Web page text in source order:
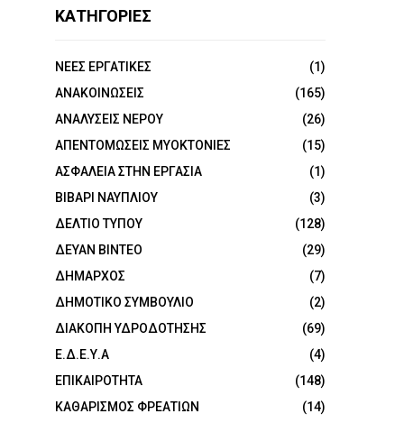
ΚΑΤΗΓΟΡΙΕΣ
NEEΣ ΕΡΓΑΤΙΚΕΣ
(1)
ΑΝΑΚΟΙΝΩΣΕΙΣ
(165)
ΑΝΑΛΥΣΕΙΣ ΝΕΡΟΥ
(26)
ΑΠΕΝΤΟΜΩΣΕΙΣ ΜΥΟΚΤΟΝΙΕΣ
(15)
ΑΣΦΑΛΕΙΑ ΣΤΗΝ ΕΡΓΑΣΙΑ
(1)
ΒΙΒΑΡΙ ΝΑΥΠΛΙΟΥ
(3)
ΔΕΛΤΙΟ ΤΥΠΟΥ
(128)
ΔΕΥΑΝ ΒΙΝΤΕΟ
(29)
ΔΗΜΑΡΧΟΣ
(7)
ΔΗΜΟΤΙΚΟ ΣΥΜΒΟΥΛΙΟ
(2)
ΔΙΑΚΟΠΗ ΥΔΡΟΔΟΤΗΣΗΣ
(69)
Ε.Δ.Ε.Υ.Α
(4)
ΕΠΙΚΑΙΡΟΤΗΤΑ
(148)
ΚΑΘΑΡΙΣΜΟΣ ΦΡΕΑΤΙΩΝ
(14)